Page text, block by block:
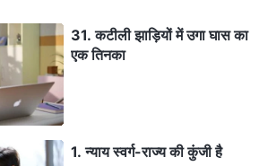
31. कटीली झाड़ियों में उगा घास का
एक तिनका
1. न्याय स्वर्ग-राज्य की कुंजी है